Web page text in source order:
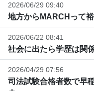
2026/06/29 09:40
地方からMARCHって
2026/06/22 08:41
社会に出たら学歴は関
2026/04/29 07:56
司法試験合格者数で早